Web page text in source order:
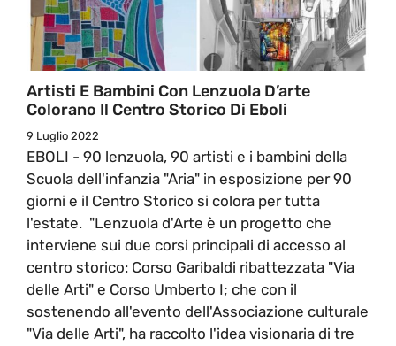
Artisti E Bambini Con Lenzuola D’arte
Colorano Il Centro Storico Di Eboli
9 Luglio 2022
EBOLI - 90 lenzuola, 90 artisti e i bambini della
Scuola dell'infanzia "Aria" in esposizione per 90
giorni e il Centro Storico si colora per tutta
l'estate. "Lenzuola d'Arte è un progetto che
interviene sui due corsi principali di accesso al
centro storico: Corso Garibaldi ribattezzata "Via
delle Arti" e Corso Umberto I; che con il
sostenendo all'evento dell'Associazione culturale
"Via delle Arti", ha raccolto l'idea visionaria di tre